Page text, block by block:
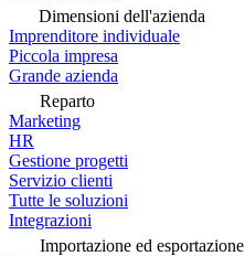
Dimensioni dell'azienda
Imprenditore individuale
Piccola impresa
Grande azienda
Reparto
Marketing
HR
Gestione progetti
Servizio clienti
Tutte le soluzioni
Integrazioni
Importazione ed esportazione